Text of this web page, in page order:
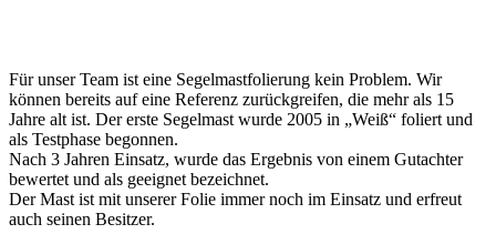
Für unser Team ist eine Segelmastfolierung kein Problem. Wir
können bereits auf eine Referenz zurückgreifen, die mehr als 15
Jahre alt ist. Der erste Segelmast wurde 2005 in „Weiß“ foliert und
als Testphase begonnen.
Nach 3 Jahren Einsatz, wurde das Ergebnis von einem Gutachter
bewertet und als geeignet bezeichnet.
Der Mast ist mit unserer Folie immer noch im Einsatz und erfreut
auch seinen Besitzer.